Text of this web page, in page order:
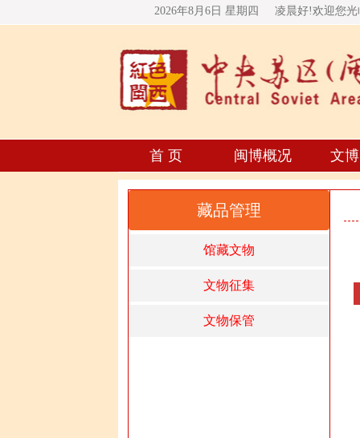
2026年8月6日 星期 四 凌晨好!欢迎您
首 页 闽博概况 文
藏品管理
馆藏文物
文物征集
文物保管